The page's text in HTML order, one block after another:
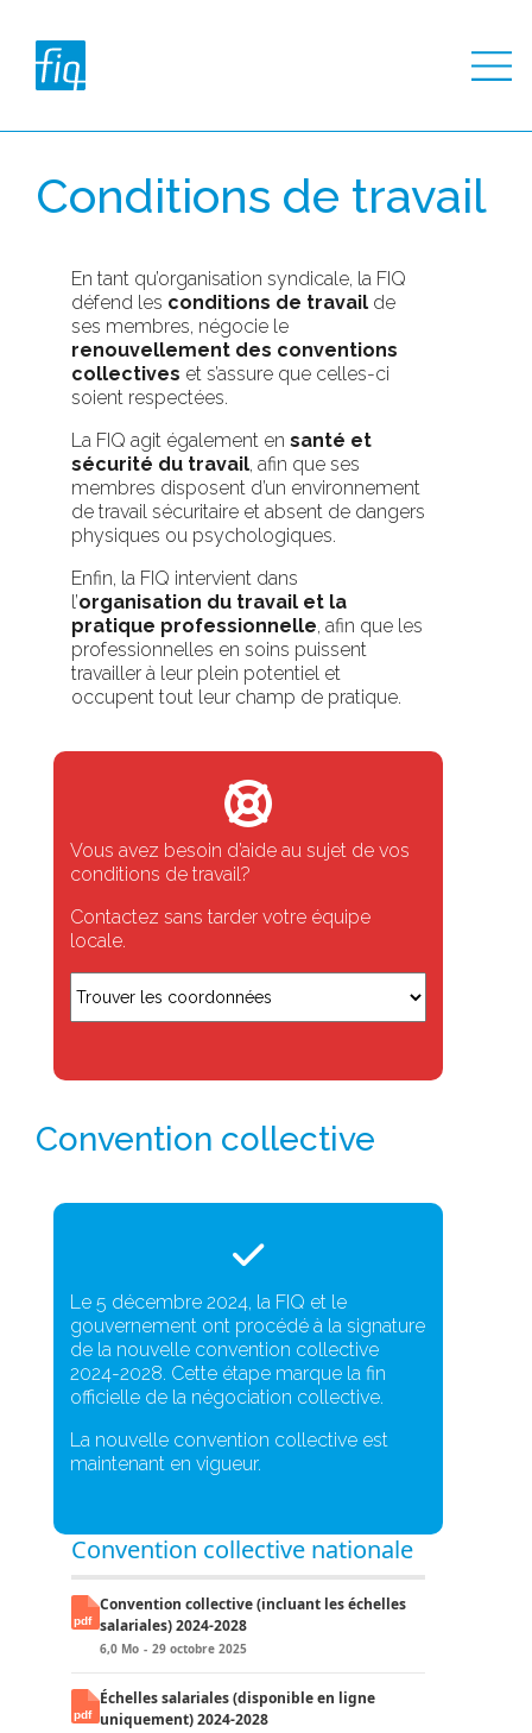
Conditions de travail
En tant qu’organisation syndicale, la FIQ
défend les conditions de travail de
ses membres, négocie le
renouvellement des conventions
collectives et s’assure que celles-ci
soient respectées.
La FIQ agit également en santé et
sécurité du travail, afin que ses
membres disposent d’un environnement
de travail sécuritaire et absent de dangers
physiques ou psychologiques.
Enfin, la FIQ intervient dans
l’organisation du travail et la
pratique professionnelle, afin que les
professionnelles en soins puissent
travailler à leur plein potentiel et
occupent tout leur champ de pratique.
Vous avez besoin d’aide au sujet de vos
conditions de travail?
Contactez sans tarder votre équipe
locale.
Convention collective
Le 5 décembre 2024, la FIQ et le
gouvernement ont procédé à la signature
de la nouvelle convention collective
2024-2028. Cette étape marque la fin
officielle de la négociation collective.
La nouvelle convention collective est
maintenant en vigueur.
Convention collective nationale
Convention collective (incluant les échelles
salariales) 2024-2028
6,0 Mo 29 octobre 2025
Échelles salariales (disponible en ligne
uniquement) 2024-2028